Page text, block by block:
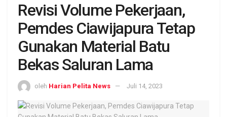
Revisi Volume Pekerjaan,
Pemdes Ciawijapura Tetap
Gunakan Material Batu
Bekas Saluran Lama
oleh Harian Pelita News Juli 14, 2023